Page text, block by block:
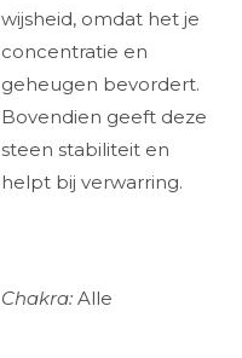
wijsheid, omdat het je
concentratie en
geheugen bevordert.
Bovendien geeft deze
steen stabiliteit en
helpt bij verwarring.
Chakra: Alle